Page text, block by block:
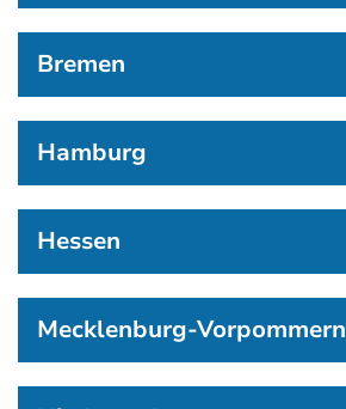
Bremen
Hamburg
Hessen
Mecklenburg-Vorpommern